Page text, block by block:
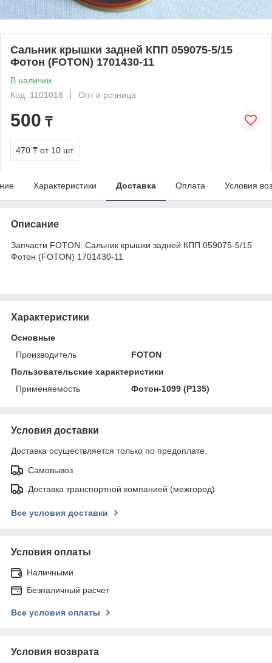
Сальник крышки задней КПП 059075-5/15
Фотон (FOTON) 1701430-11
В наличии
Код: 1101018
Опт и розница
500 ₸
470 ₸ от 10 шт.
Характеристики Доставка Оплата Условия
Описание
Запчасти FOTON: Сальник крышки задней КПП 059075-5/15
Фотон (FOTON) 1701430-11
Характеристики
Основные
Производитель
FOTON
Пользовательские характеристики
Применяемость
Фотон-1099 (P135)
Условия доставки
Доставка осуществляется только по предоплате.
Самовывоз
Доставка транспортной компанией (межгород)
Все условия доставки
Условия оплаты
Наличными
Безналичный расчет
Все условия оплаты
Условия возврата